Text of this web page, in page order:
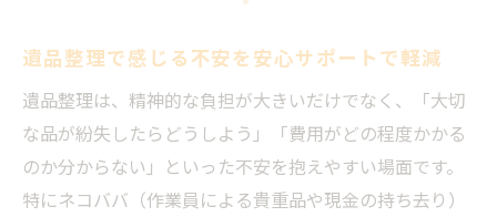
遺品整理時の貴重品管理とネコババ防止法
ネコババ対策のために遺品整理でできるこ
と
遺品整理安心サポートとネコババ防止の重
要性
遺品整理で感じる不安を安心サポートで軽減
遺品整理は、精神的な負担が大きいだけでなく、「大切
な品が紛失したらどうしよう」「費用がどの程度かかる
のか分からない」といった不安を抱えやすい場面です。
特にネコババ（作業員による貴重品や現金の持ち去り）